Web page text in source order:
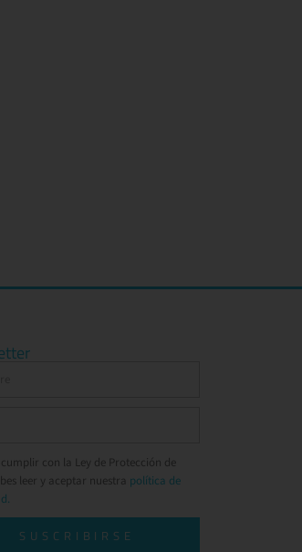
con la Ley de Protección de
leer y aceptar nuestra política de
SUSCRIBIRSE